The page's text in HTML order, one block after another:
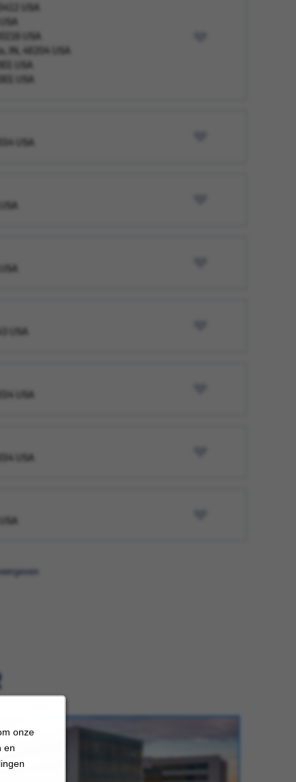
onze
en
USA
USA
IN, 46204 USA
USA
USA
USA
USA
USA
USA